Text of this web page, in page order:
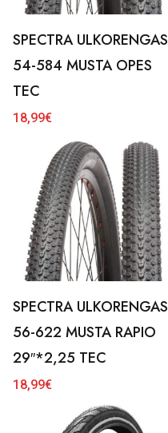
SPECTRA ULKORENGAS
54-584 MUSTA OPES
TEC
18,99€
SPECTRA ULKORENGAS
56-622 MUSTA RAPIO
29″*2,25 TEC
18,99€